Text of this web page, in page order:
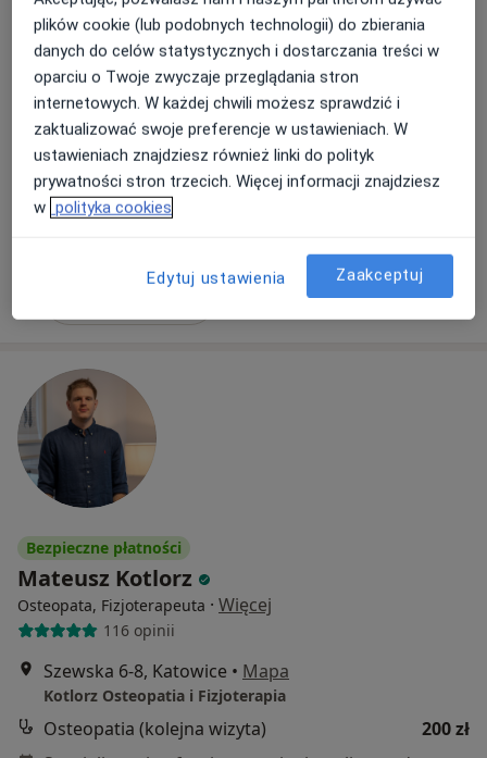
Bezpieczne płatności
mgr Zofia Jochemczyk
Fizjoterapeuta · Więcej
26 opinii
Kosynierów 40A, Sosnowiec •Mapa
Fizjoholis Fizjoterapia Osteopatia Trening
Konsultacja fizjoterapeutyczna
Specjalista nie oferuje umawiania online pod tym adresem.
Bezpieczne płatności
Mateusz Kotlorz
Osteopata, Fizjoterapeuta · Więcej
116 opinii
Szewska 6-8, Katowice • Mapa
Kotlorz Osteopatia i Fizjoterapia
Osteopatia (kolejna wizyta)
200 zł
plików cookie (lub podobnych technologii) do zbierania
danych do celów statystycznych i dostarczania treści w
oparciu o Twoje zwyczaje przeglądania stron
internetowych. W każdej chwili możesz sprawdzić i
zaktualizować swoje preferencje w ustawieniach. W
ustawieniach znajdziesz również linki do polityk
prywatności stron trzecich. Więcej informacji znajdziesz
w polityka cookies
Edytuj ustawienia Zaakceptuj